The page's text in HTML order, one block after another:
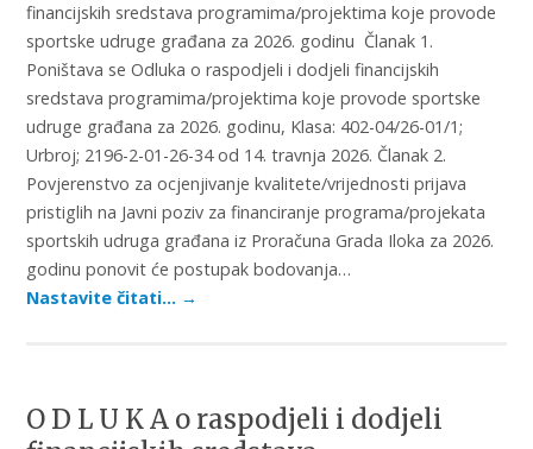
financijskih sredstava programima/projektima koje provode
sportske udruge građana za 2026. godinu Članak 1.
Poništava se Odluka o raspodjeli i dodjeli financijskih
sredstava programima/projektima koje provode sportske
udruge građana za 2026. godinu, Klasa: 402-04/26-01/1;
Urbroj; 2196-2-01-26-34 od 14. travnja 2026. Članak 2.
Povjerenstvo za ocjenjivanje kvalitete/vrijednosti prijava
pristiglih na Javni poziv za financiranje programa/projekata
sportskih udruga građana iz Proračuna Grada Iloka za 2026.
godinu ponovit će postupak bodovanja…
Nastavite čitati… →
O D L U K A o raspodjeli i dodjeli